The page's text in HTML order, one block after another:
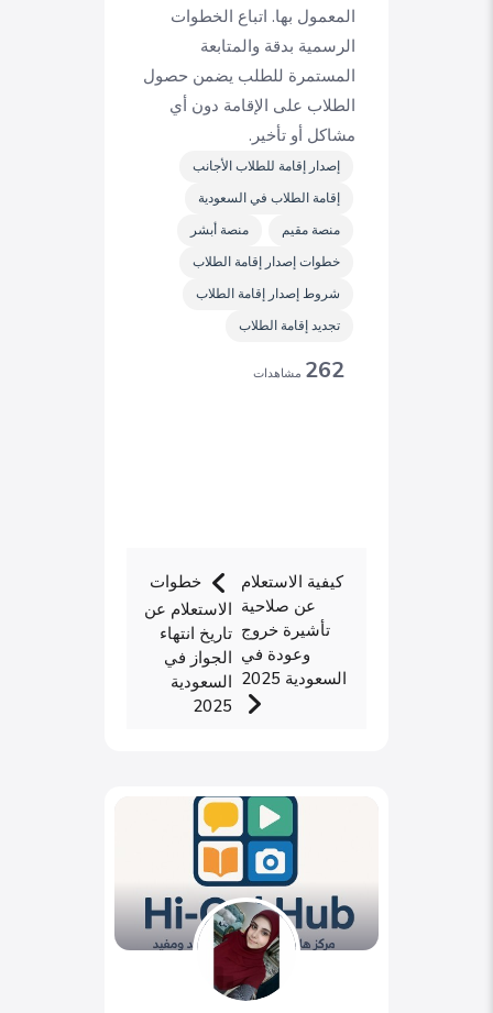
المعمول بها. اتباع الخطوات
الرسمية بدقة والمتابعة
المستمرة للطلب يضمن حصول
الطلاب على الإقامة دون أي
مشاكل أو تأخير.
إصدار إقامة للطلاب الأجانب
إقامة الطلاب في السعودية
منصة مقيم
منصة أبشر
خطوات إصدار إقامة الطلاب
شروط إصدار إقامة الطلاب
تجديد إقامة الطلاب
262 مشاهدات
خطوات
الاستعلام عن
تاريخ انتهاء
الجواز في
السعودية
2025
كيفية الاستعلام
عن صلاحية
تأشيرة خروج
وعودة في
السعودية 2025